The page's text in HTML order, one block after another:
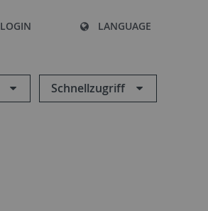
LOGIN LANGUAGE
Schnellzugriff